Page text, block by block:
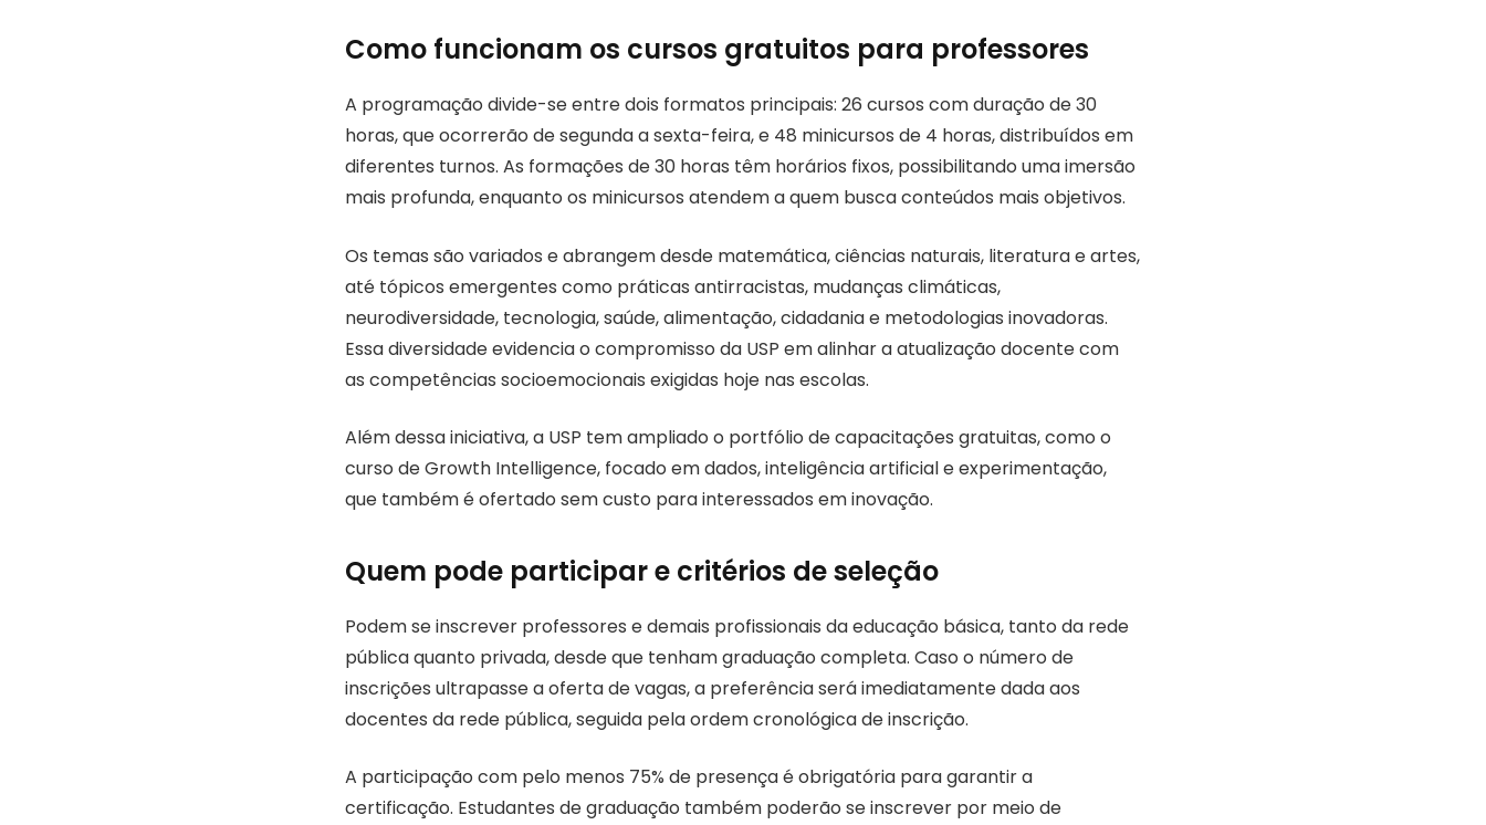
Como funcionam os cursos gratuitos para professores
A programação divide-se entre dois formatos principais: 26 cursos com duração de 30
horas, que ocorrerão de segunda a sexta-feira, e 48 minicursos de 4 horas, distribuídos em
diferentes turnos. As formações de 30 horas têm horários fixos, possibilitando uma imersão
mais profunda, enquanto os minicursos atendem a quem busca conteúdos mais objetivos.
Os temas são variados e abrangem desde matemática, ciências naturais, literatura e artes,
até tópicos emergentes como práticas antirracistas, mudanças climáticas,
neurodiversidade, tecnologia, saúde, alimentação, cidadania e metodologias inovadoras.
Essa diversidade evidencia o compromisso da USP em alinhar a atualização docente com
as competências socioemocionais exigidas hoje nas escolas.
Além dessa iniciativa, a USP tem ampliado o portfólio de capacitações gratuitas, como o
curso de Growth Intelligence, focado em dados, inteligência artificial e experimentação,
que também é ofertado sem custo para interessados em inovação.
Quem pode participar e critérios de seleção
Podem se inscrever professores e demais profissionais da educação básica, tanto da rede
pública quanto privada, desde que tenham graduação completa. Caso o número de
inscrições ultrapasse a oferta de vagas, a preferência será imediatamente dada aos
docentes da rede pública, seguida pela ordem cronológica de inscrição.
A participação com pelo menos 75% de presença é obrigatória para garantir a
certificação. Estudantes de graduação também poderão se inscrever por meio de